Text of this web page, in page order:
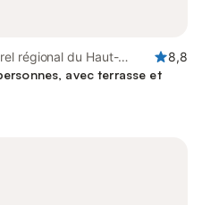
régional du Haut-
8,8
avec terrasse et